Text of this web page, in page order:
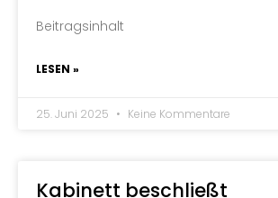
Beitragsinhalt
LESEN »
25. Juni 2025 Keine Kommentare
Kabinett beschließt